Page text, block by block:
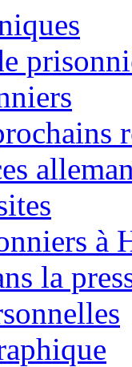
à
la